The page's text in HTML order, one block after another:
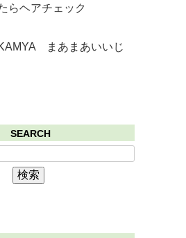
らヘアチェック
まあまあいいじ
SEARCH